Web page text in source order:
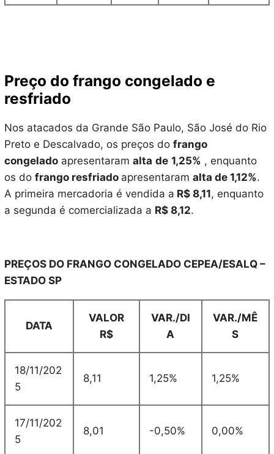
Preço do frango congelado e
resfriado
Nos atacados da Grande São Paulo, São José do Rio
Preto e Descalvado, os preços do frango
congeladoapresentaram alta de 1,25% , enquanto
os do frango resfriado apresentaram alta de 1,12%.
A primeira mercadoria é vendida a R$ 8,11, enquanto
a segunda é comercializada a R$ 8,12.
PREÇOS DO FRANGO CONGELADO CEPEA/ESALQ –
ESTADO SP
DATA
VALOR
R$
VAR./DI
A
VAR./MÊ
S
18/11/202
5
8,11 1,25% 1,25%
17/11/202
5
8,01 -0,50% 0,00%